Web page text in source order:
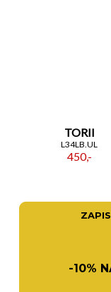
TORII
L34LB.UL
450,-
-10%